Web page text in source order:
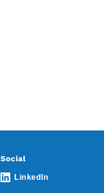
Social
LinkedIn